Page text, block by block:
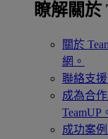
瞭解關於
關於
網。
聯絡支
成為合
TeamUP
成功案例